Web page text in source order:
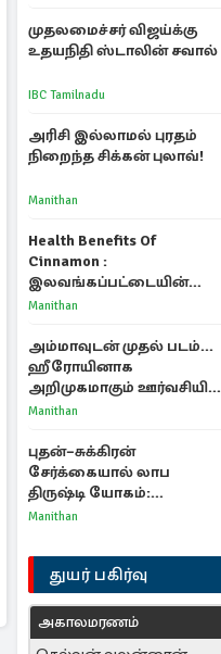
முதலமைச்சர் விஜய்க்கு
உதயநிதி ஸ்டாலின் சவால்
IBC Tamilnadu
அரிசி இல்லாமல் புரதம்
நிறைந்த சிக்கன் புலாவ்!
Manithan
Health Benefits Of
Cinnamon :
இலவங்கப்பட்டையின்
மருத்துவ குணங்களும்
நன்மைகளும்!
Manithan
அம்மாவுடன் முதல் படம்...
ஹீரோயினாக
அறிமுகமாகும் ஊர்வசியின்
மகள் தேஜலட்சுமி!
Manithan
புதன்–சுக்கிரன்
சேர்க்கையால் லாப
திருஷ்டி யோகம்:
அதிர்ஷ்டம் பெறும் டாப் 3
Manithan
துயர் பகிர்வு
அகாலமரணம்